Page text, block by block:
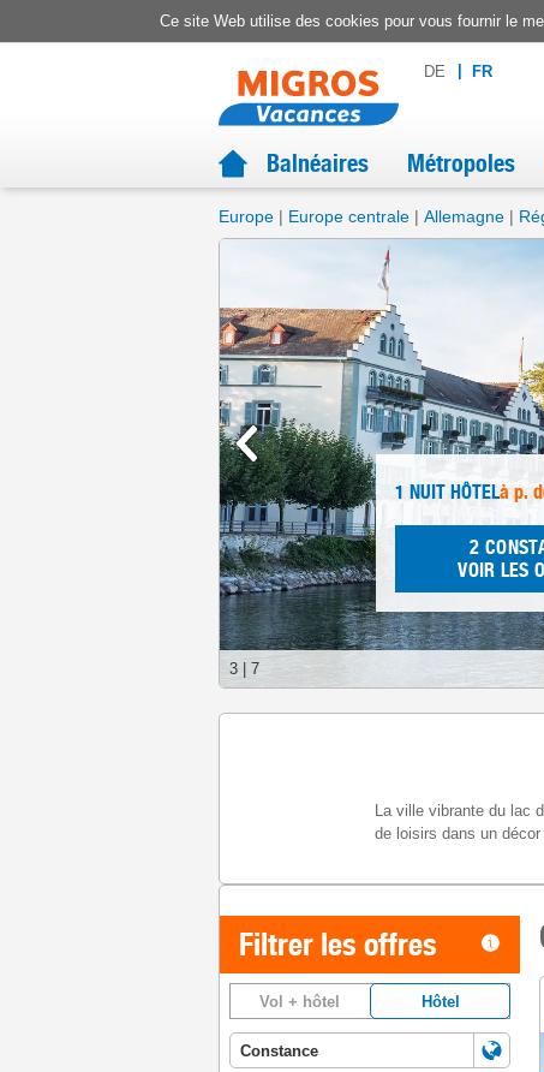
Ce site Web utilise des cookies pour vous fournir le
DE FR
Balnéaires Métropoles
Europe Europe centrale Allemagne
3 7
1 NUIT HÔTELà p.
2
VOIR LES
La ville vibrante du lac
de loisirs dans un
Filtrer les offres
Vol + hôtel Hôtel